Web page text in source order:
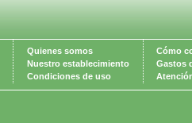
Quienes somos
Nuestro establecimiento
Condiciones de uso
Cómo
Gastos